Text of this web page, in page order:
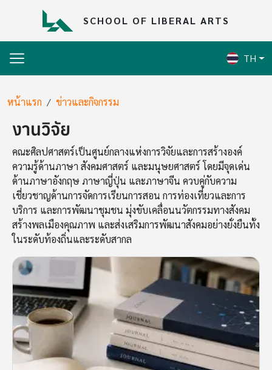
SCHOOL OF LIBERAL ARTS
TH
Breadcrumb
หน้าแรก ข่าวและกิจกรรม
งานวิจัย
คณะศิลปศาสตร์เป็นศูนย์กลางแห่งการวิจัยและการสร้างองค์
ความรู้ด้านภาษา สังคมศาสตร์ และมนุษยศาสตร์ โดยมีจุดเด่น
ด้านภาษาอังกฤษ ภาษาญี่ปุ่น และภาษาจีน ควบคู่กับความ
เชี่ยวชาญด้านการจัดการเรียนการสอน การท่องเที่ยวและการ
บริการ และการพัฒนาชุมชน มุ่งขับเคลื่อนนวัตกรรมทางสังคม
สร้างพลเมืองคุณภาพ และส่งเสริมการพัฒนาสังคมอย่างยั่งยืนทั้ง
ในระดับท้องถิ่นและระดับสากล